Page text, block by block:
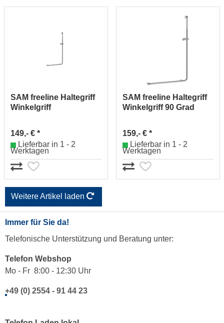
SAM freeline Haltegriff
Winkelgriff
149,- € *
Lieferbar in 1 - 2
Werktagen
SAM freeline Haltegriff
Winkelgriff 90 Grad
159,- € *
Lieferbar in 1 - 2
Werktagen
Weitere Artikel laden
Immer für Sie da!
Telefonische Unterstützung und Beratung unter:
Telefon Webshop
Mo - Fr 8:00 - 12:30 Uhr
+49 (0) 2554 - 91 44 23